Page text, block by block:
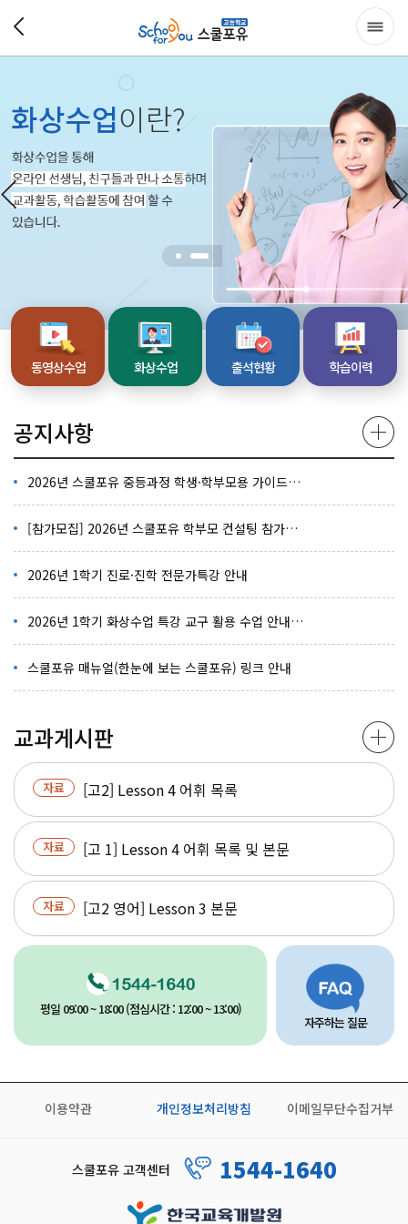
동영상수업 화상수업 출석현황 학습이력
공지사항
2026년 스쿨포유 중등과정 학생·학부모용 가이드북(고등학교)
[참가모집] 2026년 스쿨포유 학부모 컨설팅 참가자를 모집합니다.
2026년 1학기 진로·진학 전문가특강 안내
2026년 1학기 화상수업 특강 교구 활용 수업 안내(고등학교)
스쿨포유 매뉴얼(한눈에 보는 스쿨포유) 링크 안내
교과게시판
자료 [고2] Lesson 4 어휘 목록
자료 [고 1] Lesson 4 어휘 목록 및 본문
자료 [고2 영어] Lesson 3 본문
객
터
평일 09:00 ~ 18:00 (점심시간 : 12:00 ~ 13:00)
자주하는 질문
이용약관 개인정보처리방침 이메일무단수집거부
스쿨포유 고객센터 1544-1640